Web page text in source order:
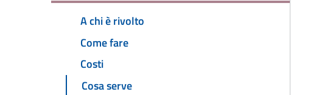
A chi è rivolto
Come fare
Costi
Cosa serve